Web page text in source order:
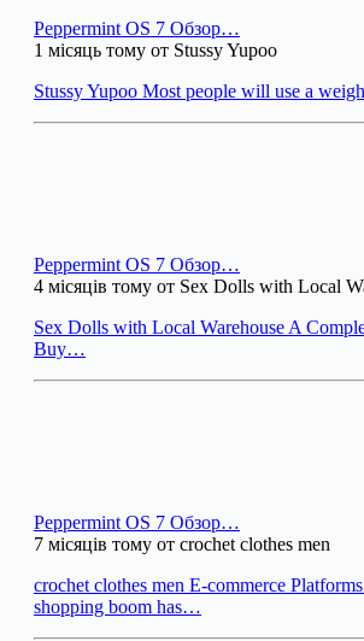
Peppermint OS 7 Обзор…
1 місяць тому от Stussy Yupoo
Stussy Yupoo Most people will use a
Peppermint OS 7 Обзор…
4 місяців тому от Sex Dolls with Local
Sex Dolls with Local Warehouse A
Buy…
Peppermint OS 7 Обзор…
7 місяців тому от crochet clothes men
crochet clothes men E-commerce
shopping boom has…